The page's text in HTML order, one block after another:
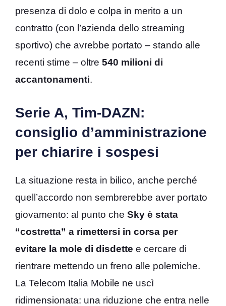
presenza di dolo e colpa in merito a un
contratto (con l’azienda dello streaming
sportivo) che avrebbe portato – stando alle
recenti stime – oltre 540 milioni di
accantonamenti.
Serie A, Tim-DAZN:
consiglio d’amministrazione
per chiarire i sospesi
La situazione resta in bilico, anche perché
quell’accordo non sembrerebbe aver portato
giovamento: al punto che Sky è stata
“costretta” a rimettersi in corsa per
evitare la mole di disdette e cercare di
rientrare mettendo un freno alle polemiche.
La Telecom Italia Mobile ne uscì
ridimensionata: una riduzione che entra nelle